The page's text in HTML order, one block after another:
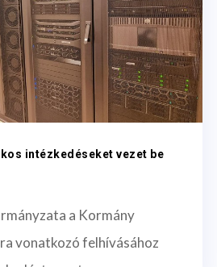
intézkedéseket vezet be
a Kormány
vonatkozó felhívásához